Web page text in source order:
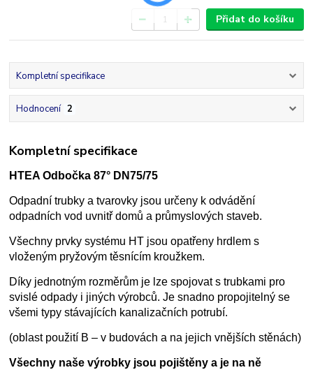
Přidat do košíku
Kompletní specifikace
Hodnocení 2
Kompletní specifikace
HTEA Odbočka 87° DN75/75
Odpadní trubky a tvarovky jsou určeny k odvádění
odpadních vod uvnitř domů a průmyslových staveb.
Všechny prvky systému HT jsou opatřeny hrdlem s
vloženým pryžovým těsnícím kroužkem.
Díky jednotným rozměrům je lze spojovat s trubkami pro
svislé odpady i jiných výrobců. Je snadno propojitelný se
všemi typy stávajících kanalizačních potrubí.
(oblast použití B – v budovách a na jejich vnějších stěnách)
Všechny naše výrobky jsou pojištěny a je na ně